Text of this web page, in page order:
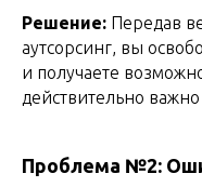
Решение: Передав
аутсорсинг, вы
и получаете
действительно
Проблема №2: